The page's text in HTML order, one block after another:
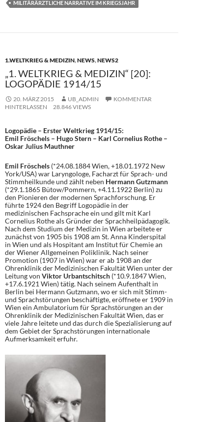
b
o
k
d
o
n
MILITÄRÄRZTLICHE NARRATIVE IM KRIEGSJAHR
1.WELTKRIEG & MEDIZIN,NEWS,NEWS2
„1. WELTKRIEG & MEDIZIN“ [20]:
LOGOPÄDIE 1914/15
20. MÄRZ 2015 UB_ADMIN
KOMMENTAR
HINTERLASSEN
28.846 VIEWS
Logopädie – Erster Weltkrieg 1914/15:
Emil Fröschels – Hugo Stern – Karl Cornelius Rothe –
Oskar Julius Mauthner
Emil Fröschels (*24.08.1884 Wien, +18.01.1972 New
York/USA) war Laryngologe, Facharzt für Sprach- und
Stimmheilkunde und zählt neben Hermann Gutzmann
(*29.1.1865 Bütow/Pommern, +4.11.1922 Berlin) zu
den Pionieren der modernen Sprachforschung. Er
führte 1924 den Begriff Logopädie in der
medizinischen Fachsprache ein und gilt mit Karl
Cornelius Rothe als Gründer der Sprachheilpädagogik.
Nach dem Studium der Medizin in Wien arbeitete er
zunächst von 1905 bis 1908 am St. Anna Kinderspital
in Wien und als Hospitant am Institut für Chemie an
der Wiener Allgemeinen Poliklinik. Nach seiner
Promotion (1907 in Wien) war er ab 1908 an der
Ohrenklinik der Medizinischen Fakultät Wien unter der
Leitung von Viktor Urbantschitsch (*10.9.1847 Wien,
+17.6.1921 Wien) tätig. Nach seinem Aufenthalt in
Berlin bei Hermann Gutzmann, wo er sich mit Stimm-
und Sprachstörungen beschäftigte, eröffnete er 1909 in
Wien ein Ambulatorium für Sprachstörungen an der
Ohrenklinik der Medizinischen Fakultät Wien, das er
viele Jahre leitete und das durch die Spezialisierung auf
dem Gebiet der Sprachstörungen internationale
Aufmerksamkeit erfuhr.